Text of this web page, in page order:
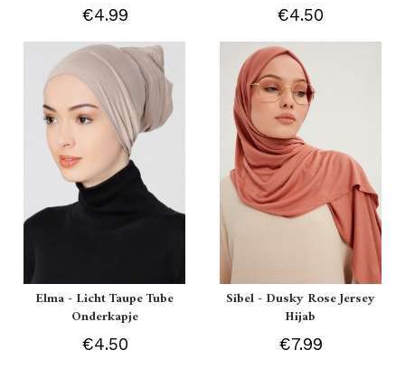
€4.99 €4.50
Elma - Licht Taupe Tube
Onderkapje
€4.50
Sibel - Dusky Rose Jersey
Hijab
€7.99